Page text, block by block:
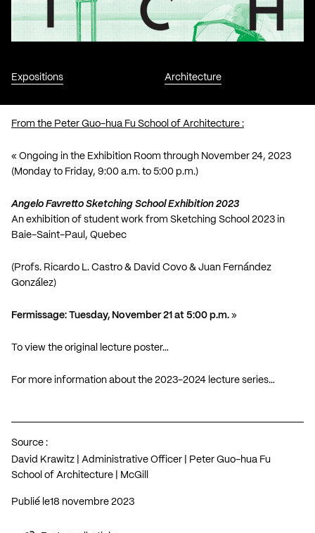
Expositions Architecture
From the Peter Guo-hua Fu School of Architecture :
« Ongoing in the Exhibition Room through November 24, 2023
(Monday to Friday, 9:00 a.m. to 5:00 p.m.)
Angelo Favretto Sketching School Exhibition 2023
An exhibition of student work from Sketching School 2023 in
Baie-Saint-Paul, Quebec
(Profs. Ricardo L. Castro & David Covo & Juan Fernández
González)
Fermissage: Tuesday, November 21 at 5:00 p.m. »
To view the original lecture poster…
For more information about the 2023-2024 lecture series…
Source :
David Krawitz | Administrative Officer | Peter Guo-hua Fu
School of Architecture | McGill
Publié le 18 novembre 2023